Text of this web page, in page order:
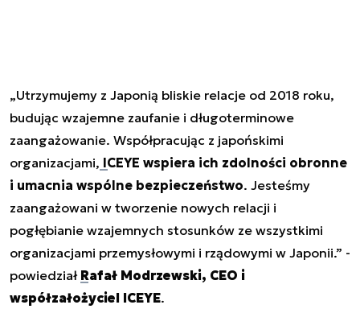
„Utrzymujemy z Japonią bliskie relacje od 2018 roku,
budując wzajemne zaufanie i długoterminowe
zaangażowanie. Współpracując z japońskimi
organizacjami, ICEYE wspiera ich zdolności obronne
i umacnia wspólne bezpieczeństwo. Jesteśmy
zaangażowani w tworzenie nowych relacji i
pogłębianie wzajemnych stosunków ze wszystkimi
organizacjami przemysłowymi i rządowymi w Japonii.” -
powiedział Rafał Modrzewski, CEO i
współzałożyciel ICEYE.